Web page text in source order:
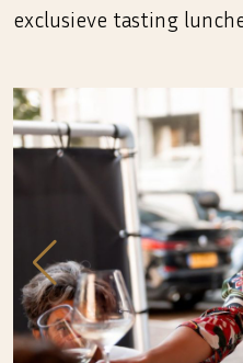
exclusieve tasting